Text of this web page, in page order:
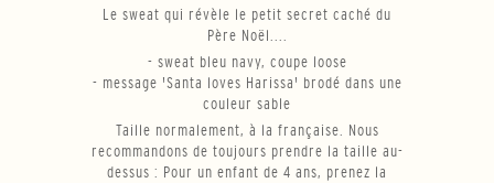
Le sweat qui révèle le petit secret caché du
Père Noël....
- sweat bleu navy, coupe loose
- message 'Santa loves Harissa' brodé dans une
couleur sable
Taille normalement, à la française. Nous
recommandons de toujours prendre la taille au-
dessus : Pour un enfant de 4 ans, prenez la